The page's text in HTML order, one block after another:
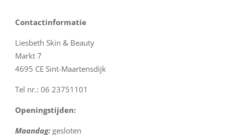
Contactinformatie
Liesbeth Skin & Beauty
Markt 7
4695 CE Sint-Maartensdijk
Tel nr.: 06 23751101
Openingstijden:
Maandag: gesloten